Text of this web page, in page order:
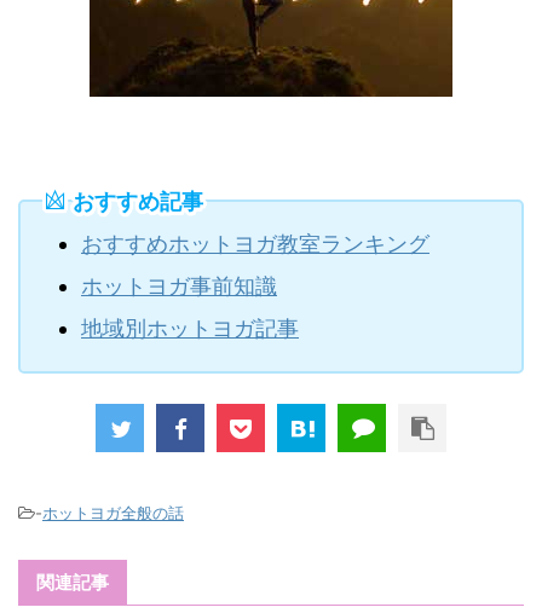
おすすめ記事
おすすめホットヨガ教室ランキング
ホットヨガ事前知識
地域別ホットヨガ記事
-ホットヨガ全般の話
関連記事